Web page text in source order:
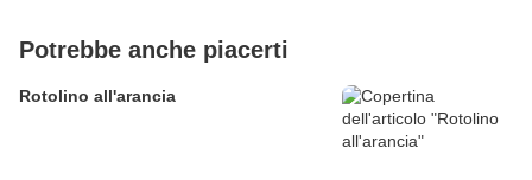
Potrebbe anche piacerti
Rotolino all'arancia